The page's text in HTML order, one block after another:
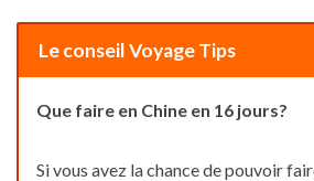
Le conseil Voyage Tips
Que faire en Chine en 16 jours?
Si vous avez la chance de pouvoir